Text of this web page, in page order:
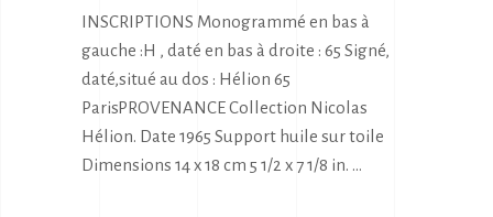
INSCRIPTIONS Monogrammé en bas à
gauche :H , daté en bas à droite : 65 Signé,
daté,situé au dos : Hélion 65
ParisPROVENANCE Collection Nicolas
Hélion. Date 1965 Support huile sur toile
Dimensions 14 x 18 cm 5 1/2 x 7 1/8 in.